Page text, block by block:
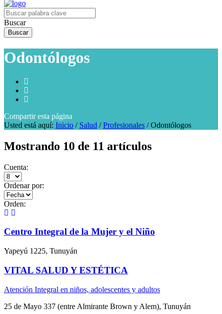
Buscar
Odontólogos
Compartir esta página
Usted está aquí: Inicio / Salud / Profesionales / Odontólogos
Mostrando 10 de 11 artículos
Cuenta:
Ordenar por:
Orden:
Centro Integral de la Mujer y el Niño
Yapeyú 1225, Tunuyán
VITAL SALUD Y ESTÉTICA
Atención Integral en niños, adolescentes y adultos
25 de Mayo 337 (entre Almirante Brown y Alem), Tunuyán